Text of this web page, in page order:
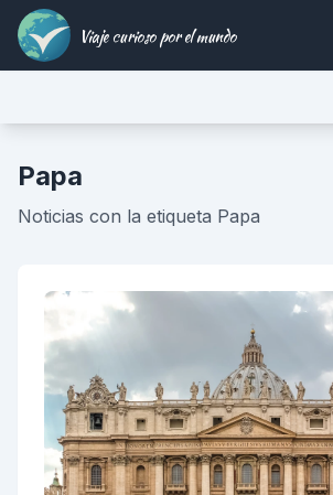
Viaje curioso por el mundo
Papa
Noticias con la etiqueta Papa